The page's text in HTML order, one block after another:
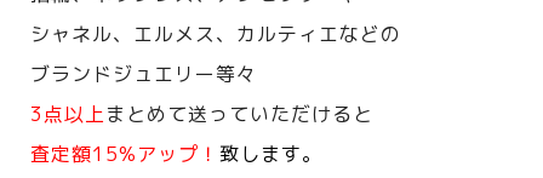
シャネル、エルメス、カルティエなどの
ブランドジュエリー等々
3点以上まとめて送っていただけると
査定額15%アップ！ 致します。